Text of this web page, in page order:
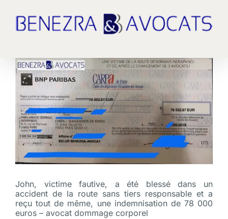
contenu
Voir
l'image
agrandie
John, victime fautive, a été blessé dans un
accident de la route sans tiers responsable et a
reçu tout de même, une indemnisation de 78 000
euros – avocat dommage corporel